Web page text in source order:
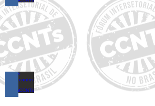
17º Encontro do FórumCCNTs